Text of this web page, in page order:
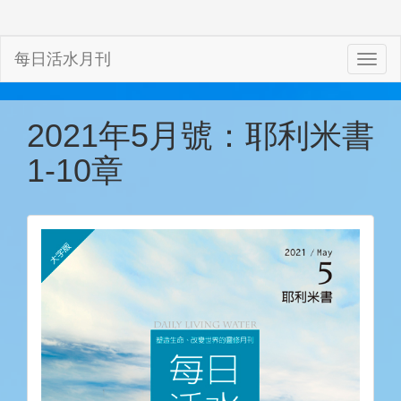
每日活水月刊
2021年5月號：耶利米書
1-10章